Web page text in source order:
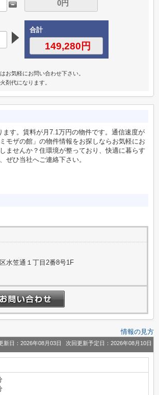
合計
お気軽にお問い合わせ下さい。
剤代になります。
す。賃料が月7.1万円の物件です。通信速度が
モザの館」の物件情報をお探しならお気軽にお
ませんか？住環境が整っており、快適に暮らす
ぜひ当社へご連絡下さい。
水笠通１丁目2番8号1F
情報の見方
新日：2026年08月03日 次回更新予定日：2026年08月10日